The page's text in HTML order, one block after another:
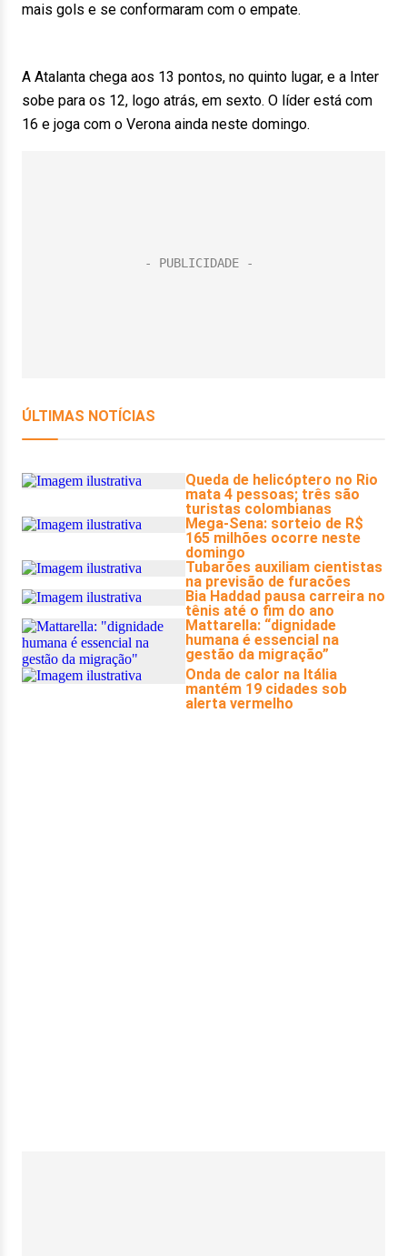
mais gols e se conformaram com o empate.
A Atalanta chega aos 13 pontos, no quinto lugar, e a Inter
sobe para os 12, logo atrás, em sexto. O líder está com
16 e joga com o Verona ainda neste domingo.